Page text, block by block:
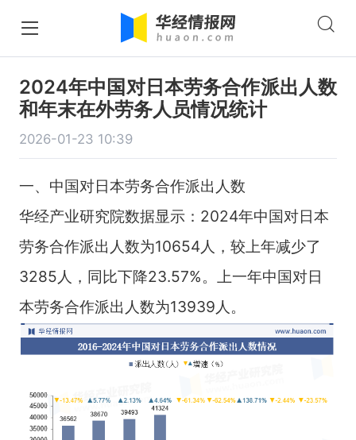
2024年中国对日本劳务合作派出人数
和年末在外劳务人员情况统计
2026-01-23 10:39
一、中国对日本劳务合作派出人数
华经产业研究院数据显示：2024年中国对日本
劳务合作派出人数为10654人，较上年减少了
3285人，同比下降23.57%。上一年中国对日
本劳务合作派出人数为13939人。